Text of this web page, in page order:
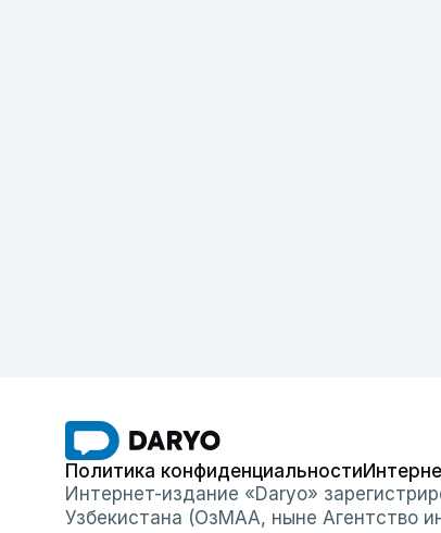
Политика конфиденциальности
Интернет-издание «Daryo»
Узбекистана (ОзМАА, ныне Агентство